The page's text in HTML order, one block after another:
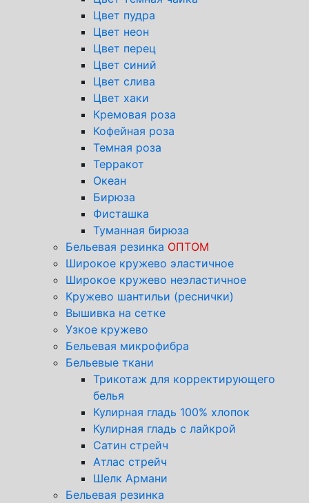
Цвет пудра
Цвет неон
Цвет перец
Цвет синий
Цвет слива
Цвет хаки
Кремовая роза
Кофейная роза
Темная роза
Терракот
Океан
Бирюза
Фисташка
Туманная бирюза
Бельевая резинка ОПТОМ
Широкое кружево эластичное
Широкое кружево неэластичное
Кружево шантильи (реснички)
Вышивка на сетке
Узкое кружево
Бельевая микрофибра
Бельевые ткани
Трикотаж для корректирующего
белья
Кулирная гладь 100% хлопок
Кулирная гладь с лайкрой
Сатин стрейч
Атлас стрейч
Шелк Армани
Бельевая резинка